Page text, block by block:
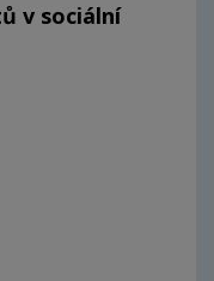
v sociální